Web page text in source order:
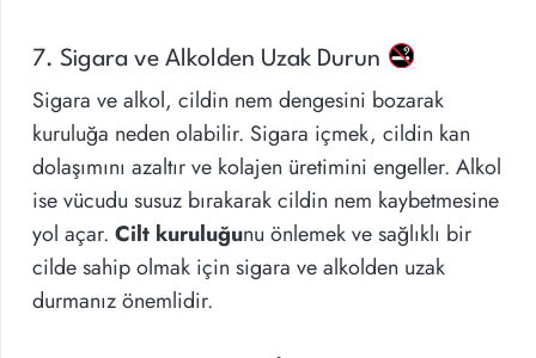
7. Sigara ve Alkolden Uzak Durun
Sigara ve alkol, cildin nem dengesini bozarak
kuruluğa neden olabilir. Sigara içmek, cildin kan
dolaşımını azaltır ve kolajen üretimini engeller. Alkol
ise vücudu susuz bırakarak cildin nem kaybetmesine
yol açar. Cilt kuruluğunu önlemek ve sağlıklı bir
cilde sahip olmak için sigara ve alkolden uzak
durmanız önemlidir.